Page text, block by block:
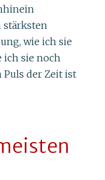
stärksten
wie ich sie
ich sie noch
Puls der Zeit ist